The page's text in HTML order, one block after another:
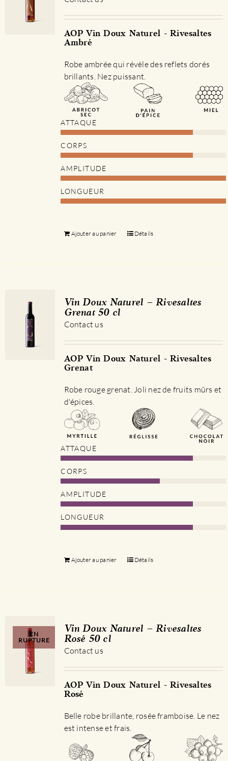
AOP Vin Doux Naturel - Rivesaltes
Ambré
Robe ambrée qui révèle des reflets dorés
brillants. Nez puissant.
ATTAQUE
CORPS
AMPLITUDE
LONGUEUR
Ajouter au panier Détails
Vin Doux Naturel – Rivesaltes
Grenat 50 cl
Contact us
AOP Vin Doux Naturel - Rivesaltes
Grenat
Robe rouge grenat. Joli nez de fruits mûrs et
d'épices.
ATTAQUE
CORPS
AMPLITUDE
LONGUEUR
Ajouter au panier Détails
EN
RUPTURE
Vin Doux Naturel – Rivesaltes
Rosé 50 cl
Contact us
AOP Vin Doux Naturel - Rivesaltes
Rosé
Belle robe brillante, rosée framboise. Le nez
est intense et frais.